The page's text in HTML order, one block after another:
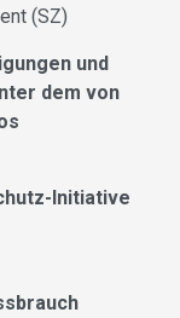
(SZ)
und
dem von
Initiative